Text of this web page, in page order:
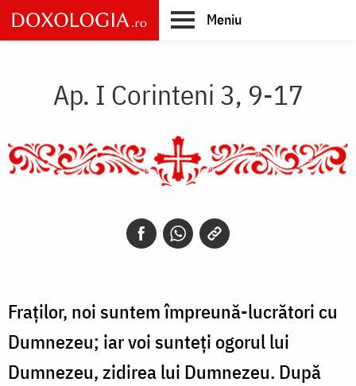
Skip
to
main
Meniu
Ap. I Corinteni 3, 9-17
Fraților, noi suntem împreună-lucrători cu
Dumnezeu; iar voi sunteți ogorul lui
Dumnezeu, zidirea lui Dumnezeu. După